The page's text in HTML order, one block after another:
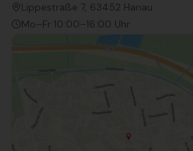
Lippestraße 7, 63452 Hanau
Mo–Fr 10:00–16:00 Uhr